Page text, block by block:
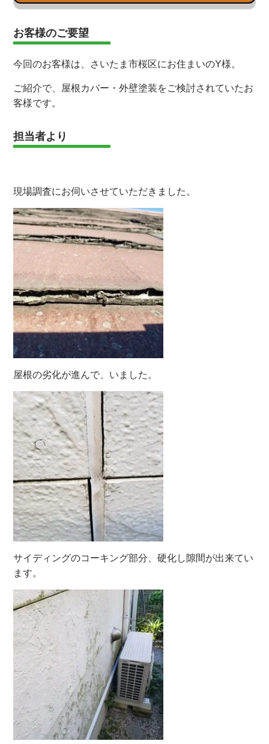
お客様のご要望
今回のお客様は、さいたま市桜区にお住まいのY様。
ご紹介で、屋根カバー・外壁塗装をご検討されていたお
客様です。
担当者より
現場調査にお伺いさせていただきました。
屋根の劣化が進んで、いました。
サイディングのコーキング部分、硬化し隙間が出来てい
ます。